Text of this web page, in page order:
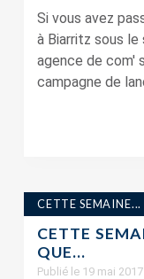
Si vous avez
à Biarritz sous le
agence de com'
campagne de
CETTE SEMAINE...
CETTE
QUE…
Publié le 19 mai